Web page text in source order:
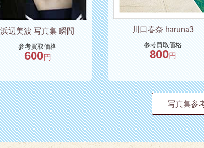
浜辺美波 写真集 瞬間
参考買取価格
600円
川口春奈 haruna3
参考買取価格
800円
写真集参